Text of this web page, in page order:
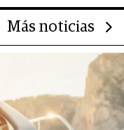
Más noticias